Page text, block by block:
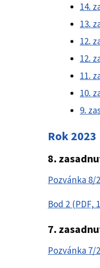
14.
13.
12.
12.
11.
10.
9.
Rok 2023
8.
Pozvánka 8/
Bod 2 (PDF,
7.
Pozvánka 7/